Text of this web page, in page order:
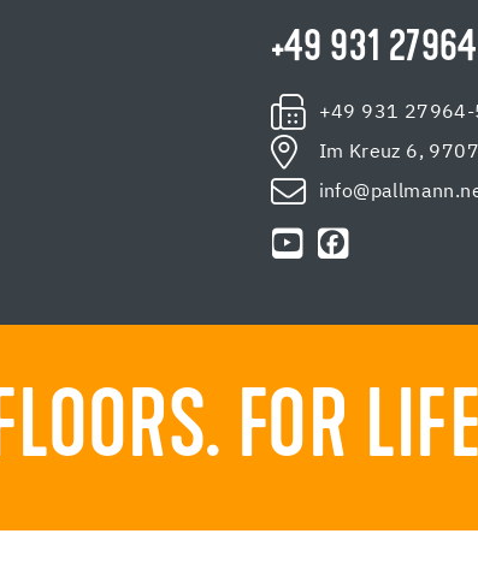
+49 931
+49 931 27964-
Im Kreuz 6,
FOR